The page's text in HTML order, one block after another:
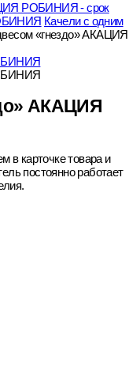
РОБИНИЯ - срок
Качели с одним
«гнездо» АКАЦИЯ
АКАЦИЯ
в карточке товара и
постоянно работает